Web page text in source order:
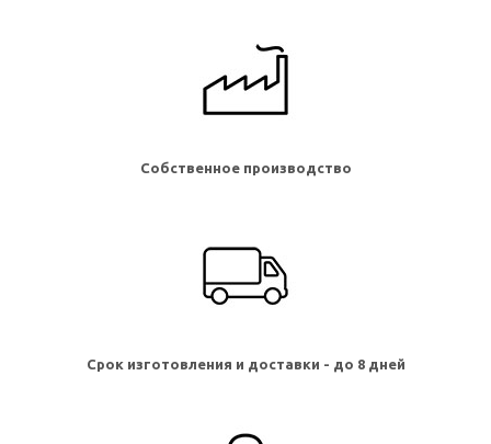
Собственное производство
Срок изготовления и доставки - до 8 дней